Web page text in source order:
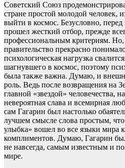
Советский Союз
стране простой молодой человек,
выйти в космос. Безусловно,
прошел жесткий отбор, прежде
профессиональным критериям.
правительство прекрасно
психологическая нагрузка
шагнувшего в космос, поэтому
была также важна. Думаю, и
роль. Ведь после возвращения на
главной «звездой» человечества,
невероятная слава и всемирная
сам Гагарин был настолько
лучшем смысле слова простым,
улыбка» вошел во все языки мира
комплиментов. Думаю, Гагарин
не навсегда, самым известным и
мире.